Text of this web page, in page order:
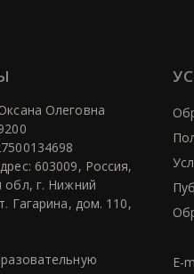
Олеговна
603009, Россия,
обл, г. Нижний
Гагарина, дом. 110,
E-